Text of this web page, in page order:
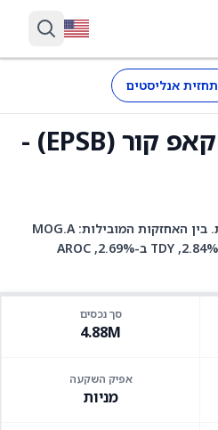
תחזית אנליסטים
הארבר אס-מיד קאפ קור (EPSB) -
EPSB היא קרן סל עם 58 אחזקות. בין האחזקות המובילות: MOG.A
ב-3.56%, WWD ב-3.26%, R ב-2.84%, TDY ב-2.69%, AROC
סך נכסים
4.88M
אפיק השקעה
מניות